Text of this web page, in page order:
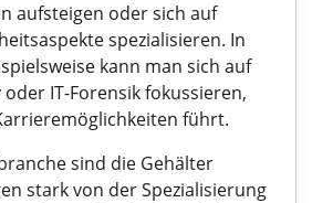
aufsteigen oder sich auf
spezialisieren. In
kann man sich auf
IT-Forensik fokussieren,
führt.
sind die Gehälter
stark von der Spezialisierung